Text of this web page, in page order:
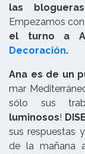
las
Empezamos
el turno a
Decoración.
Ana es de un
mar
sólo sus
luminosos!
sus respuestas
de la mañana